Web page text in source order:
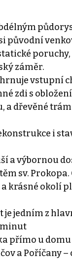
původní
záměr.
vstupní
zdi s
dřevěné
i
a výbornou
sv.
krásné okolí
jedním z
minut
přímo u domu
a Poříčany –